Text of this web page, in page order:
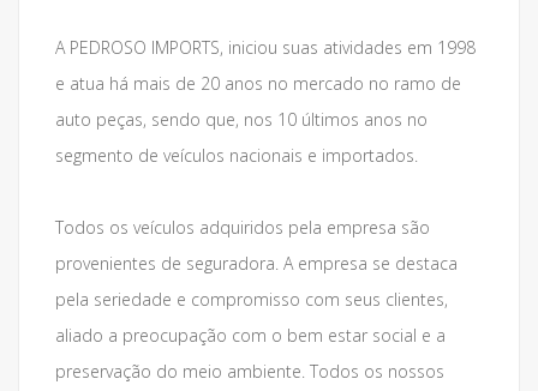
A PEDROSO IMPORTS, iniciou suas atividades em 1998
e atua há mais de 20 anos no mercado no ramo de
auto peças, sendo que, nos 10 últimos anos no
segmento de veículos nacionais e importados.
Todos os veículos adquiridos pela empresa são
provenientes de seguradora. A empresa se destaca
pela seriedade e compromisso com seus clientes,
aliado a preocupação com o bem estar social e a
preservação do meio ambiente. Todos os nossos